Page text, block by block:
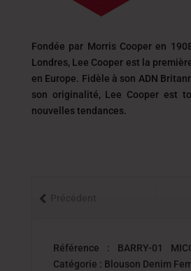
Fondée par Morris Cooper en
Londres, Lee Cooper est la
en Europe. Fidèle à son ADN
son originalité, Lee Cooper est
nouvelles tendances.
Référence : BARRY-01
Catégorie : Blouson Denim